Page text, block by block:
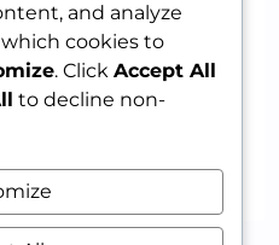
and analyze
cookies to
. Click Accept All
to decline non-